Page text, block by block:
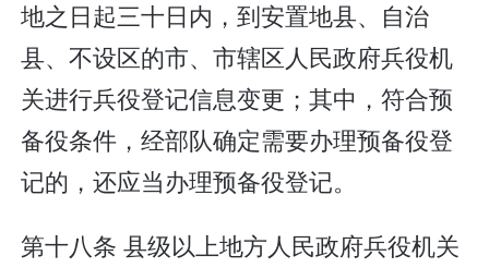
地之日起三十日内，到安置地县、自治
县、不设区的市、市辖区人民政府兵役机
关进行兵役登记信息变更；其中，符合预
备役条件，经部队确定需要办理预备役登
记的，还应当办理预备役登记。
第十八条 县级以上地方人民政府兵役机关